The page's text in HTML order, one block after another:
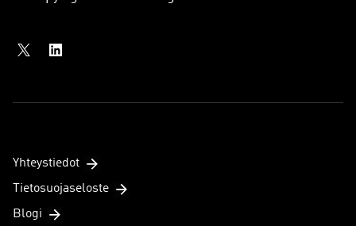
Yhteystiedot
Tietosuojaseloste
Blogi